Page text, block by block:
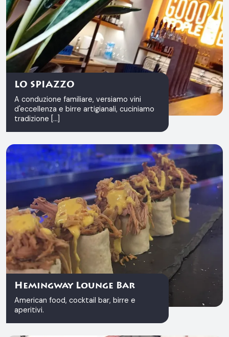
LO SPIAZZO
A conduzione familiare, versiamo vini
d'eccellenza e birre artigianali, cuciniamo
tradizione [...]
Hemingway Lounge Bar
American food, cocktail bar, birre e
aperitivi.